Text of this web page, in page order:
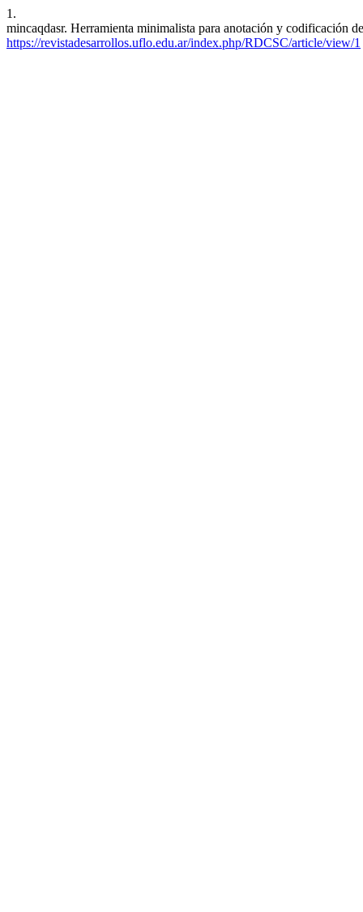
1.
mincaqdasr. Herramienta minimalista para anotación y codificación
https://revistadesarrollos.uflo.edu.ar/index.php/RDCSC/article/view/1